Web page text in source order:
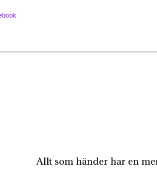
Allt som händer har en